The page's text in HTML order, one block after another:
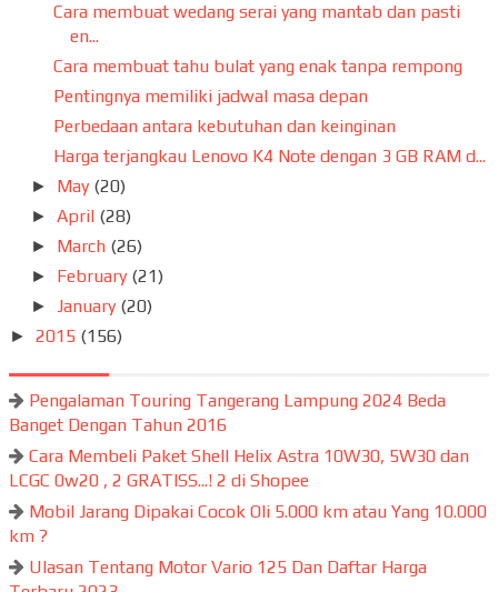
Cara membuat wedang serai yang mantab dan pasti
en...
Cara membuat tahu bulat yang enak tanpa rempong
Pentingnya memiliki jadwal masa depan
Perbedaan antara kebutuhan dan keinginan
Harga terjangkau Lenovo K4 Note dengan 3 GB RAM d...
► May (20)
►April (28)
► March (26)
► February (21)
► January (20)
► 2015 (156)
Pengalaman Touring Tangerang Lampung 2024 Beda
Banget Dengan Tahun 2016
Cara Membeli Paket Shell Helix Astra 10W30, 5W30 dan
LCGC 0w20 , 2 GRATISS...! 2 di Shopee
Mobil Jarang Dipakai Cocok Oli 5.000 km atau Yang 10.000
km ?
Ulasan Tentang Motor Vario 125 Dan Daftar Harga